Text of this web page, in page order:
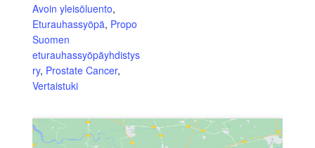
Avoin yleisöluento,
Eturauhassyöpä, Propo
Suomen
eturauhassyöpäyhdistys
ry, Prostate Cancer,
Vertaistuki